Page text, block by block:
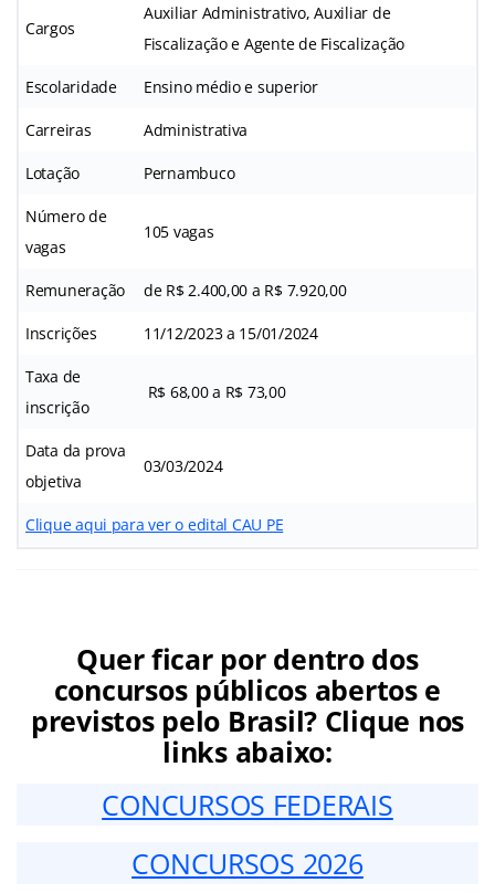
Cargos
Auxiliar Administrativo, Auxiliar de
Fiscalização e Agente de Fiscalização
Escolaridade Ensino médio e superior
Carreiras Administrativa
Lotação Pernambuco
Número de
vagas
105 vagas
Remuneração de R$ 2.400,00 a R$ 7.920,00
Inscrições 11/12/2023 a 15/01/2024
Taxa de
inscrição
R$ 68,00 a R$ 73,00
Data da prova
objetiva
03/03/2024
Clique aqui para ver o edital CAU PE
Quer ficar por dentro dos
concursos públicos abertos e
previstos pelo Brasil? Clique nos
links abaixo:
CONCURSOS FEDERAIS
CONCURSOS 2026